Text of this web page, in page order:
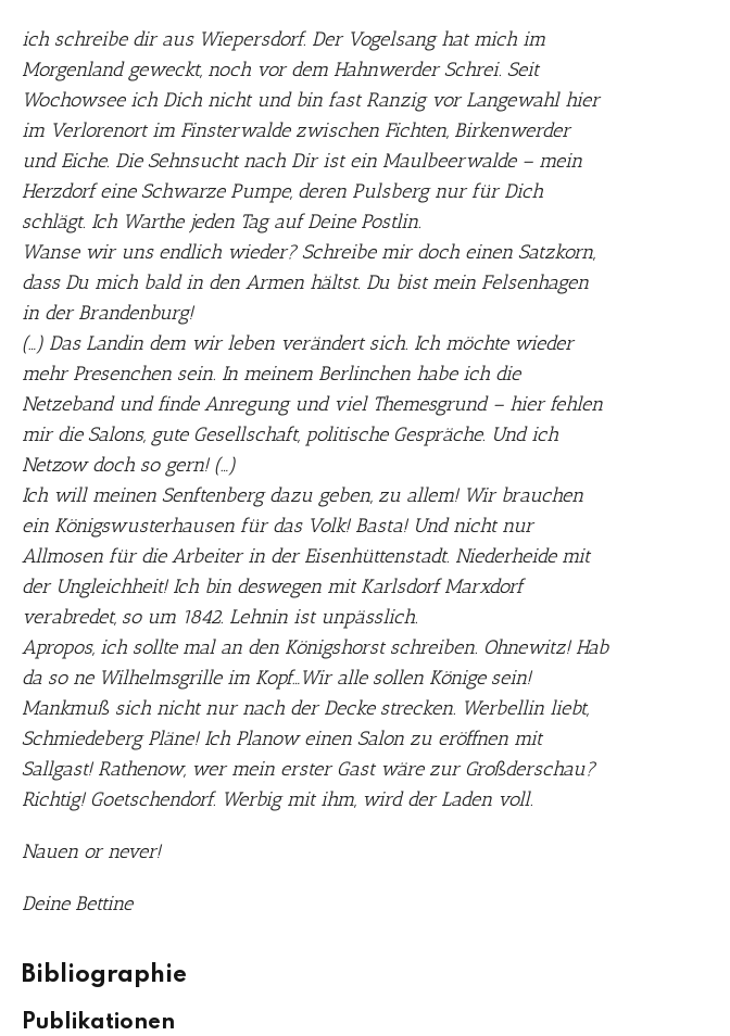
ich schreibe dir aus Wiepersdorf. Der Vogelsang hat mich im
Morgenland geweckt, noch vor dem Hahnwerder Schrei. Seit
Wochowsee ich Dich nicht und bin fast Ranzig vor Langewahl hier
im Verlorenort im Finsterwalde zwischen Fichten, Birkenwerder
und Eiche. Die Sehnsucht nach Dir ist ein Maulbeerwalde – mein
Herzdorf eine Schwarze Pumpe, deren Pulsberg nur für Dich
schlägt. Ich Warthe jeden Tag auf Deine Postlin.
Wanse wir uns endlich wieder? Schreibe mir doch einen Satzkorn,
dass Du mich bald in den Armen hältst. Du bist mein Felsenhagen
in der Brandenburg!
(…) Das Landin dem wir leben verändert sich. Ich möchte wieder
mehr Presenchen sein. In meinem Berlinchen habe ich die
Netzeband und finde Anregung und viel Themesgrund – hier fehlen
mir die Salons, gute Gesellschaft, politische Gespräche. Und ich
Netzow doch so gern! (…)
Ich will meinen Senftenberg dazu geben, zu allem! Wir brauchen
ein Königswusterhausen für das Volk! Basta! Und nicht nur
Allmosen für die Arbeiter in der Eisenhüttenstadt. Niederheide mit
der Ungleichheit! Ich bin deswegen mit Karlsdorf Marxdorf
verabredet, so um 1842. Lehnin ist unpässlich.
Apropos, ich sollte mal an den Königshorst schreiben. Ohnewitz! Hab
da so ne Wilhelmsgrille im Kopf…Wir alle sollen Könige sein!
Mankmuß sich nicht nur nach der Decke strecken. Werbellin liebt,
Schmiedeberg Pläne! Ich Planow einen Salon zu eröffnen mit
Sallgast! Rathenow, wer mein erster Gast wäre zur Großderschau?
Richtig! Goetschendorf. Werbig mit ihm, wird der Laden voll.
Nauen or never!
Deine Bettine
Bibliographie
Publikationen